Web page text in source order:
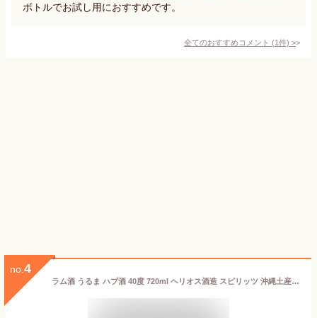
ボトルでお試し用におすすめです。
全てのおすすめコメント (1件) >
no. 4
ラム酒 うるま ハブ酒 40度 720ml ヘリオス酒造 スピリッツ 沖縄土産 ギフト 家飲み